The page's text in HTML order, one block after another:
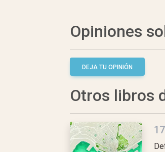
Opiniones
DEJA TU OPINIÓN
Otros libros